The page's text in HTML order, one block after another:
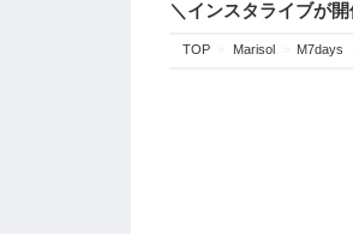
＼インスタライブが
TOP Marisol M7days